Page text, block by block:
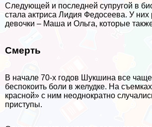
Следующей и последней супругой в
стала актриса Лидия Федосеева. У них
дeвoчки – Маша и Ольга, которые
Cмepть
В начале 70-х годов Шукшина все
беспокоить боли в желудке. На
красной» с ним неоднократно
приступы.